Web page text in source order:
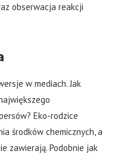
obserwacja reakcji
w mediach. Jak
Eko-rodzice
środków chemicznych, a
zawierają. Podobnie jak